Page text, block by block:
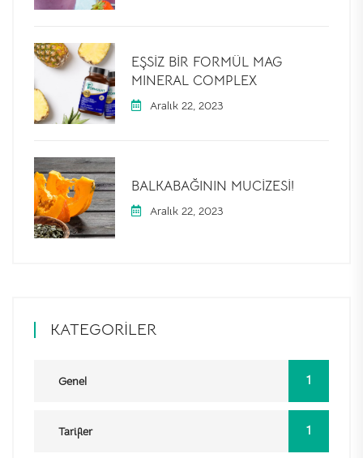
EŞSIZ BIR FORMÜL MAG
MINERAL COMPLEX
Aralık 22, 2023
BALKABAĞININ MUCIZESI!
Aralık 22, 2023
KATEGORILER
Genel 1
Tarifler 1